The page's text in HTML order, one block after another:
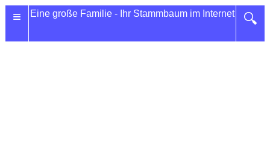
≡ 🔍
Eine große Familie - Ihr Stammbaum im Internet